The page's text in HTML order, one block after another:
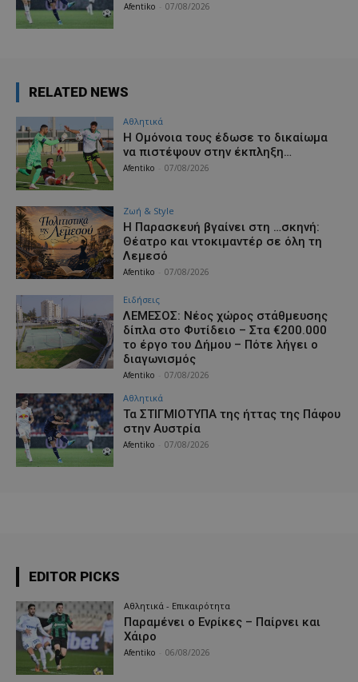
Afentiko 07/08/2026
RELATED NEWS
Αθλητικά
Η Ομόνοια τους έδωσε το δικαίωμα
να πιστέψουν στην έκπληξη…
Afentiko 07/08/2026
Ζωή & Style
Η Παρασκευή βγαίνει στη …σκηνή:
Θέατρο και ντοκιμαντέρ σε όλη τη
Λεμεσό
Afentiko 07/08/2026
Ειδήσεις
ΛΕΜΕΣΟΣ: Νέος χώρος στάθμευσης
δίπλα στο Φυτίδειο – Στα €200.000
το έργο του Δήμου – Πότε λήγει ο
διαγωνισμός
Afentiko 07/08/2026
Αθλητικά
Τα ΣΤΙΓΜΙΟΤΥΠΑ της ήττας της Πάφου
στην Αυστρία
Afentiko 07/08/2026
EDITOR PICKS
Αθλητικά - Επικαιρότητα
Παραμένει ο Ενρίκες – Παίρνει και
Χάιρο
Afentiko 06/08/2026